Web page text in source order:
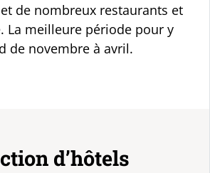
de nombreux restaurants et
La meilleure période pour y
de novembre à avril.
d’hôtels